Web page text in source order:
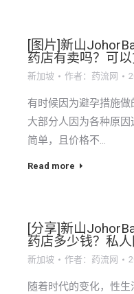
[图片]新山
药店有卖吗？可
新加坡 作者： 药流网
有时候因为避孕措施做
大部分人因为各种原
简单，且价格不…
Read more
[分享]新山
药店多少钱？私
新加坡 作者： 药流网
随着时代的变化，性